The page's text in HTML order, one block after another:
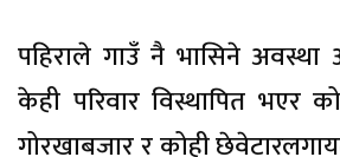
पहिराले गाउँ नै भासिने
केही परिवार विस्थापित भएर
गोरखाबजार र कोही